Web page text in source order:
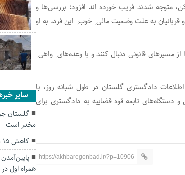
متوجه شدند فریب خورده اند افزود: بررسی‌ها و
قربانیان به علت وضعیت مالی ِ خوب ِ این فرد، به او
مسیر‌های قانونی دنبال کنند و با وعده‌های ِ واهی
در تماس با شماره ۱۵۸۰ حفاظت و اطلاعات دادگستری گلستان در طول شبانه روز، با
دستگاه‌های تابعه قوه قضاییه به دادگستری برای
https://akhbaregonbad.ir/?p=10906
سایر
گلستان
مخدر است
کاهش ۱۵ درصدی جوجه ریزی در گلستان
همراه اول